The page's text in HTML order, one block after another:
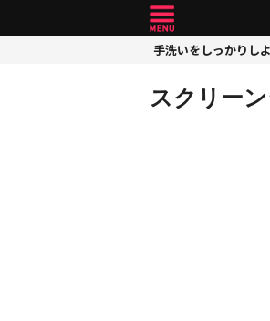
手洗いをしっかりし
スクリー